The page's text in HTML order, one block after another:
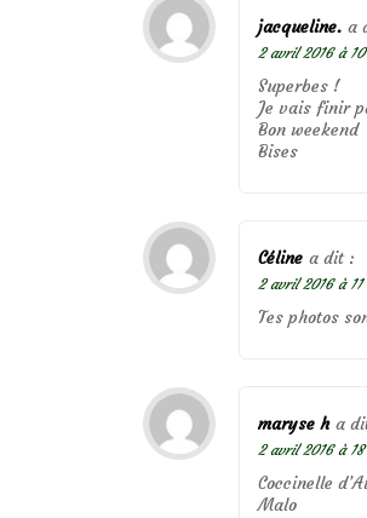
jacqueline. a
2 avril 2016 à 10
Superbes !
Je vais finir
Bon weekend
Bises
Céline a dit :
2 avril 2016 à 11
Tes photos
maryse h a
2 avril 2016 à 18
Coccinelle
Malo